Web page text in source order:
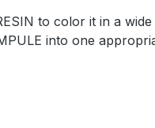
to color it in a
into one